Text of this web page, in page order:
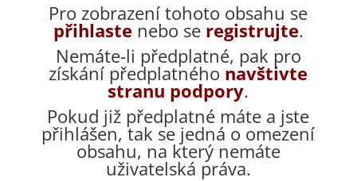
Pro zobrazení tohoto obsahu se
přihlaste nebo se registrujte.
Nemáte-li předplatné, pak pro
získání předplatného navštivte
stranu podpory.
Pokud již předplatné máte a jste
přihlášen, tak se jedná o omezení
obsahu, na který nemáte
uživatelská práva.